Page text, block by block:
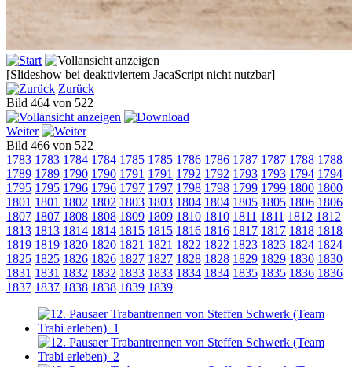
[Slideshow bei deaktiviertem JacaScript nicht nutzbar]
Zurück
Bild 464 von 522
Weiter
Bild 466 von 522
1783 1783 1784 1784 1785 1785 1786 1786 1787 1787 1788 1788
1789 1789 1790 1790 1791 1791 1792 1792 1793 1793 1794 1794
1795 1795 1796 1796 1797 1797 1798 1798 1799 1799 1800 1800
1801 1801 1802 1802 1803 1803 1804 1804 1805 1805 1806 1806
1807 1807 1808 1808 1809 1809 1810 1810 1811 1811 1812 1812
1813 1813 1814 1814 1815 1815 1816 1816 1817 1817 1818 1818
1819 1819 1820 1820 1821 1821 1822 1822 1823 1823 1824 1824
1825 1825 1826 1826 1827 1827 1828 1828 1829 1829 1830 1830
1831 1831 1832 1832 1833 1833 1834 1834 1835 1835 1836 1836
1837 1837 1838 1838 1839 1839